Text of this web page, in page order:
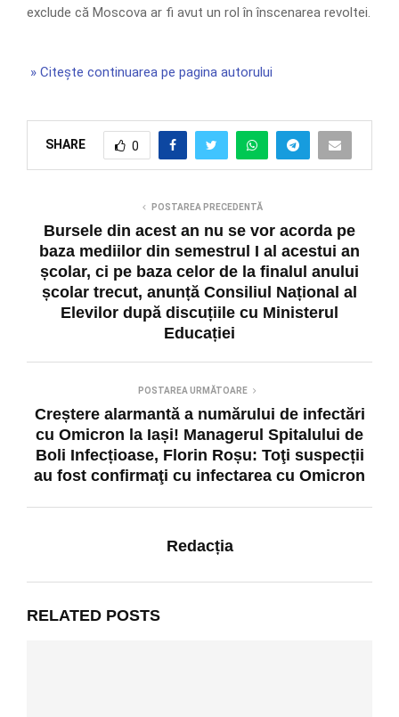
exclude că Moscova ar fi avut un rol în înscenarea revoltei.
» Citește continuarea pe pagina autorului
SHARE 0
POSTAREA PRECEDENTĂ
Bursele din acest an nu se vor acorda pe
baza mediilor din semestrul I al acestui an
școlar, ci pe baza celor de la finalul anului
școlar trecut, anunță Consiliul Național al
Elevilor după discuțiile cu Ministerul
Educației
POSTAREA URMĂTOARE
Creștere alarmantă a numărului de infectări
cu Omicron la Iași! Managerul Spitalului de
Boli Infecțioase, Florin Roșu: Toţi suspecții
au fost confirmaţi cu infectarea cu Omicron
Redacția
RELATED POSTS